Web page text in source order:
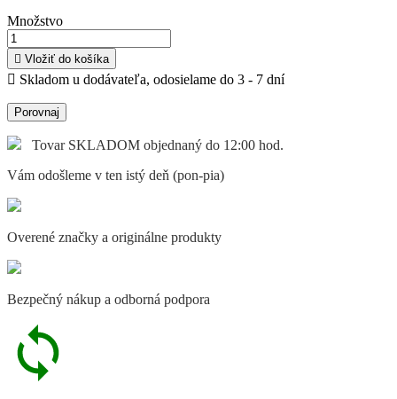
Množstvo
 Vložiť do košíka
 Skladom u dodávateľa, odosielame do 3 - 7 dní
Porovnaj
Tovar SKLADOM objednaný do 12:00 hod.
Vám odošleme v ten istý deň (pon-pia)
Overené značky a originálne produkty
Bezpečný nákup a odborná podpora